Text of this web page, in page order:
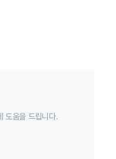
도움을 드립니다.